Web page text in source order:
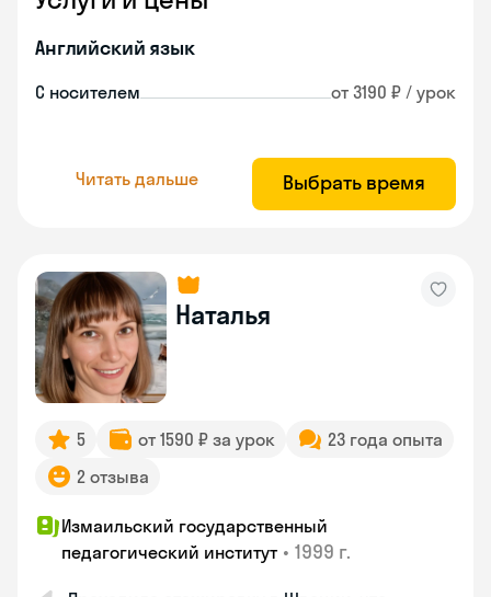
Английский язык
С носителем от 3190 ₽ / урок
Читать дальше Выбрать время
Наталья
5 от 1590 ₽ за урок
23 года опыта
2 отзыва
Измаильский государственный
педагогический институт • 1999 г.